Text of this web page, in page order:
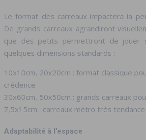
Le format des carreaux impactera la
De grands carreaux agrandiront
que des petits permettront de jouer
quelques dimensions standards :
10x10cm, 20x20cm : format classique
crédence
30x60cm, 50x50cm : grands carreaux
7,5x15cm : carreaux métro très tendance
Adaptabilité à l’espace